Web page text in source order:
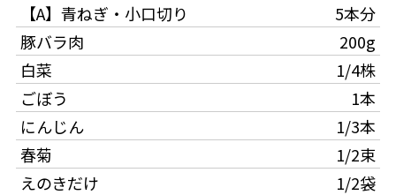
めんつゆレシピ
割烹白だしレシピ
レシピ特設サイト
【A】青ねぎ・小口切り
5本分
豚バラ肉
200g
白菜
1/4株
ごぼう
1本
にんじん
1/3本
春菊
1/2束
えのきだけ
1/2袋